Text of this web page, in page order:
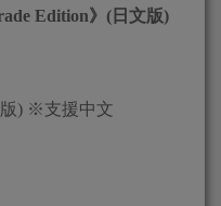
Edition》 ( 日文版)
版) ※支援中文